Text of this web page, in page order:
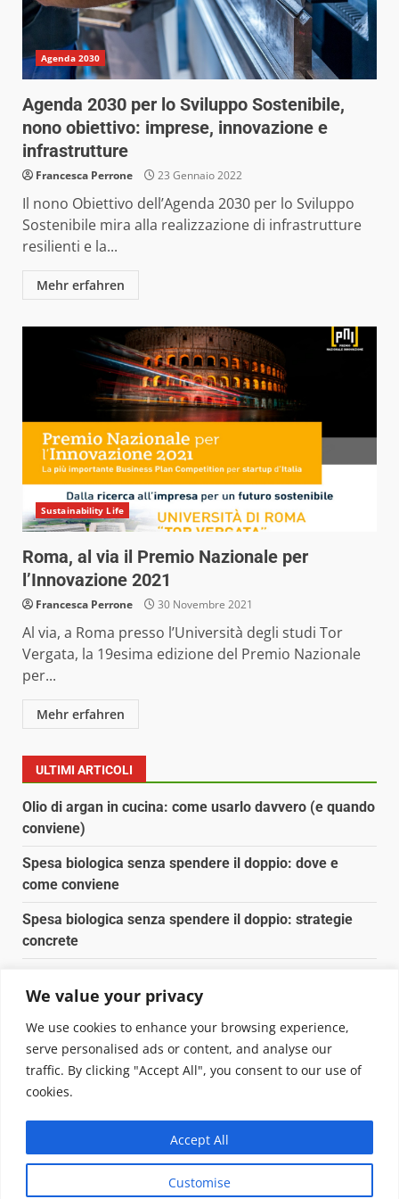
We value your privacy
We use cookies to enhance your browsing experience,
serve personalised ads or content, and analyse our
traffic. By clicking "Accept All", you consent to our use of
cookies.
Customise
Accept All
Agenda 2030
Agenda 2030 per lo Sviluppo Sostenibile,
nono obiettivo: imprese, innovazione e
infrastrutture
Francesca Perrone 23 Gennaio 2022
Il nono Obiettivo dell’Agenda 2030 per lo Sviluppo
Sostenibile mira alla realizzazione di infrastrutture
resilienti e la...
Mehr erfahren
Sustainability Life
Roma, al via il Premio Nazionale per
l’Innovazione 2021
Francesca Perrone 30 Novembre 2021
Al via, a Roma presso l’Università degli studi Tor
Vergata, la 19esima edizione del Premio Nazionale
per...
Mehr erfahren
ULTIMI ARTICOLI
Olio di argan in cucina: come usarlo davvero (e quando
conviene)
Spesa biologica senza spendere il doppio: dove e
come conviene
Spesa biologica senza spendere il doppio: strategie
concrete
Pulizia naturale della casa: 3 ingredienti che
sostituiscono 10 prodotti chimici
Copyright © 2025 Biopianeta.it proprietà di Jws Media
Questo blog non è una testata giornalistica, in quanto
viene aggiornato senza alcuna periodicità. Non può
pertanto considerarsi un prodotto editoriale ai sensi
della legge n. 62 del 07.03.2001|DarkNewsvon AF